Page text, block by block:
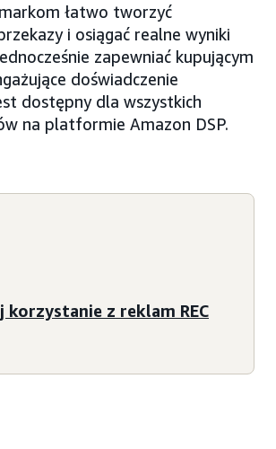
łatwo tworzyć
i osiągać realne wyniki
zapewniać kupującym
doświadczenie
dostępny dla wszystkich
na platformie Amazon DSP.
korzystanie z reklam REC